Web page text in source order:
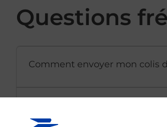
Questions
Comment envoyer mon colis